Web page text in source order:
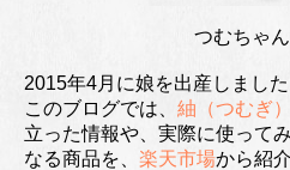
つむちゃ
2015年4月に娘を出産しました
このブログでは、 紬（つむぎ）
立った情報や、実際に使って
なる商品を、 楽天市場から紹